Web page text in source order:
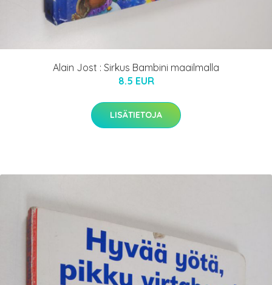
Alain Jost : Sirkus Bambini maailmalla
8.5 EUR
LISÄTIETOJA